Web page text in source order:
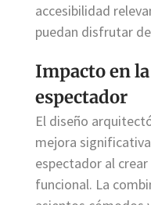
accesibilidad
puedan disfrutar
Impacto en
espectador
El diseño
mejora
espectador al
funcional. La